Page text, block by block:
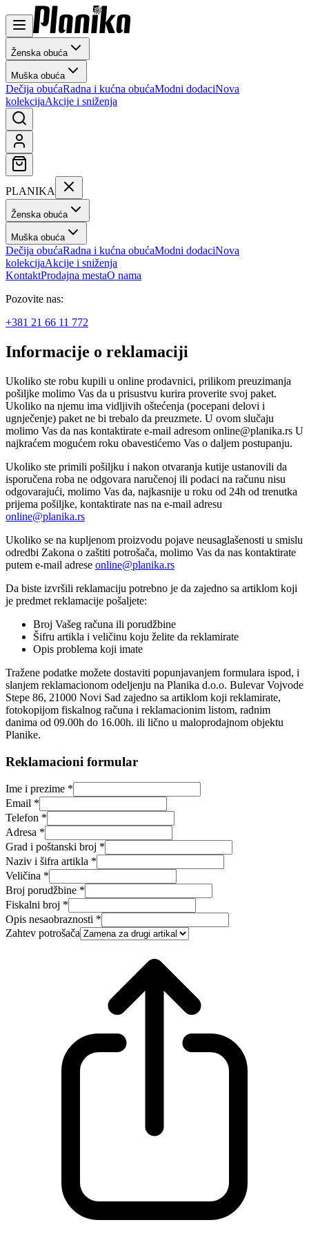
Ženska obuća
Muška obuća
Dečija obućaRadna i kućna obućaModni dodaciNova
kolekcijaAkcije i sniženja
PLANIKA
Ženska obuća
Muška obuća
Dečija obućaRadna i kućna obućaModni dodaciNova
kolekcijaAkcije i sniženja
KontaktProdajna mestaO nama
Pozovite nas:
+381 21 66 11 772
Informacije o reklamaciji
Ukoliko ste robu kupili u online prodavnici, prilikom preuzimanja
pošiljke molimo Vas da u prisustvu kurira proverite svoj paket.
Ukoliko na njemu ima vidljivih oštećenja (pocepani delovi i
ugnječenje) paket ne bi trebalo da preuzmete. U ovom slučaju
molimo Vas da nas kontaktirate e-mail adresom online@planika.rs U
najkraćem mogućem roku obavestićemo Vas o daljem postupanju.
Ukoliko ste primili pošiljku i nakon otvaranja kutije ustanovili da
isporučena roba ne odgovara naručenoj ili podaci na računu nisu
odgovarajući, molimo Vas da, najkasnije u roku od 24h od trenutka
prijema pošiljke, kontaktirate nas na e-mail adresu
online@planika.rs
Ukoliko se na kupljenom proizvodu pojave neusaglašenosti u smislu
odredbi Zakona o zaštiti potrošača, molimo Vas da nas kontaktirate
putem e-mail adrese online@planika.rs
Da biste izvršili reklamaciju potrebno je da zajedno sa artiklom koji
je predmet reklamacije pošaljete:
Broj Vašeg računa ili porudžbine
Šifru artikla i veličinu koju želite da reklamirate
Opis problema koji imate
Tražene podatke možete dostaviti popunjavanjem formulara ispod, i
slanjem reklamacionom odeljenju na Planika d.o.o. Bulevar Vojvode
Stepe 86, 21000 Novi Sad zajedno sa artiklom koji reklamirate,
fotokopijom fiskalnog računa i reklamacionim listom, radnim
danima od 09.00h do 16.00h. ili lično u maloprodajnom objektu
Planike.
Reklamacioni formular
Ime i prezime *
Email *
Telefon *
Adresa *
Grad i poštanski broj *
Naziv i šifra artikla *
Veličina *
Broj porudžbine *
Fiskalni broj *
Opis nesaobraznosti *
Zahtev potrošača